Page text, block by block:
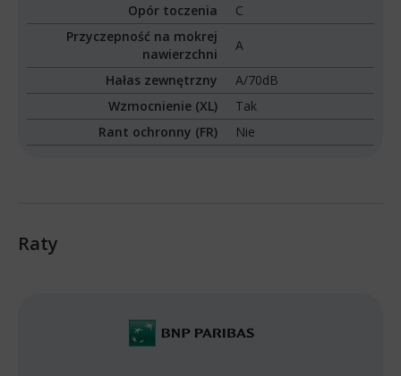
Opór toczenia
C
Przyczepność na mokrej
nawierzchni
A
Hałas zewnętrzny
A/70dB
Wzmocnienie (XL)
Tak
Rant ochronny (FR)
Nie
Raty